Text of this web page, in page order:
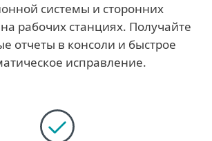
системы и сторонних
рабочих станциях. Получайте
отчеты в консоли и быстрое
исправление.